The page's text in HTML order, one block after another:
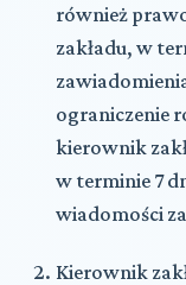
również
zakładu, w
ograniczenie
kierownik
w terminie 7
wiadomości
Kierownik